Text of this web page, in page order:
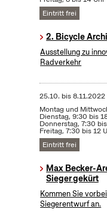
Eintritt frei
2. Bicycle
Ausstellung zu
Radverkehr
25.10. bis8.11.2022
Montag und
Dienstag, 9:30 bis
Donnerstag, 7:30
Freitag, 7:30 bis 12
Eintritt frei
Max Becker-
Sieger gekürt
Kommen Sie
Siegerentwurf an.